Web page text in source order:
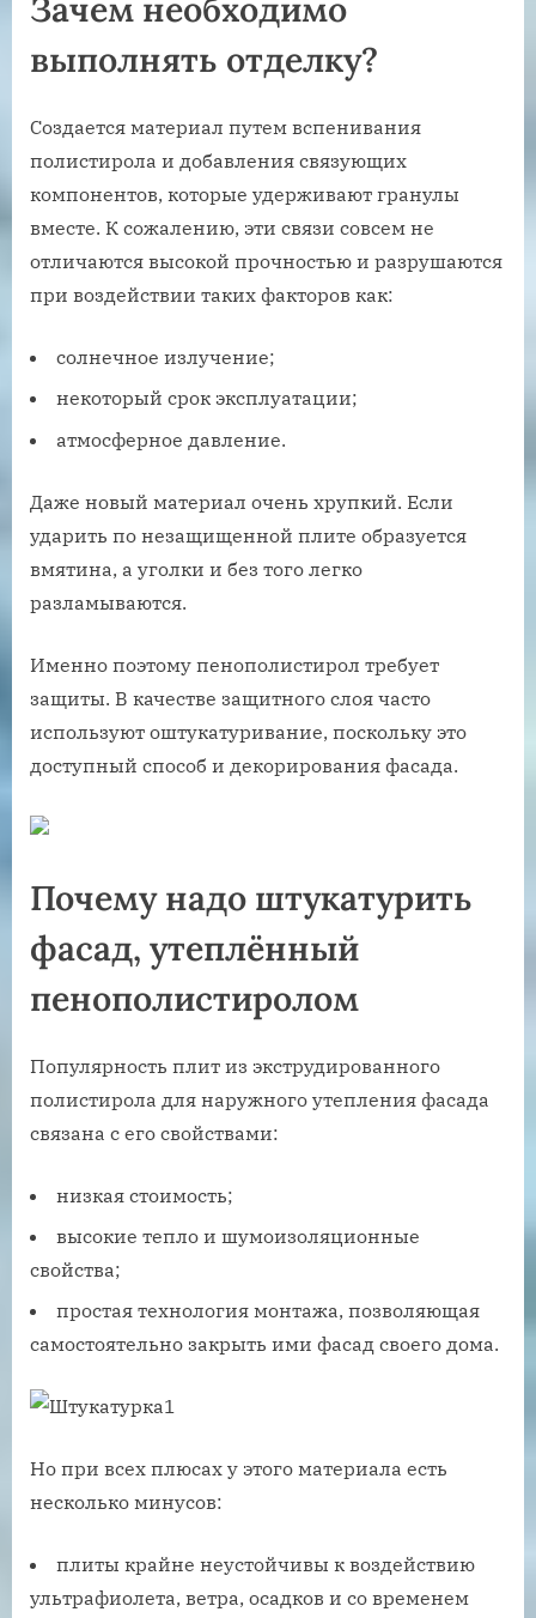
Зачем необходимо
выполнять отделку?
Создается материал путем вспенивания
полистирола и добавления связующих
компонентов, которые удерживают гранулы
вместе. К сожалению, эти связи совсем не
отличаются высокой прочностью и разрушаются
при воздействии таких факторов как:
солнечное излучение;
некоторый срок эксплуатации;
атмосферное давление.
Даже новый материал очень хрупкий. Если
ударить по незащищенной плите образуется
вмятина, а уголки и без того легко
разламываются.
Именно поэтому пенополистирол требует
защиты. В качестве защитного слоя часто
используют оштукатуривание, поскольку это
доступный способ и декорирования фасада.
Почему надо штукатурить
фасад, утеплённый
пенополистиролом
Популярность плит из экструдированного
полистирола для наружного утепления фасада
связана с его свойствами:
низкая стоимость;
высокие тепло и шумоизоляционные
свойства;
простая технология монтажа, позволяющая
самостоятельно закрыть ими фасад своего дома.
Но при всех плюсах у этого материала есть
несколько минусов:
плиты крайне неустойчивы к воздействию
ультрафиолета, ветра, осадков и со временем